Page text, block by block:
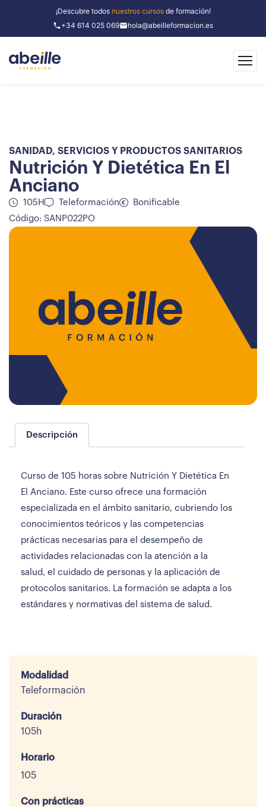
¡Descubre todos nuestros cursosde formación!
+34 614 025 069
hola@abeilleformacion.es
SANIDAD, SERVICIOS Y PRODUCTOS SANITARIOS
Nutrición Y Dietética En El
Anciano
105H Teleformación
Bonificable
Código: SANP022PO
Descripción
Curso de 105 horas sobre Nutrición Y Dietética En
El Anciano. Este curso ofrece una formación
especializada en el ámbito sanitario, cubriendo los
conocimientos teóricos y las competencias
prácticas necesarias para el desempeño de
actividades relacionadas con la atención a la
salud, el cuidado de personas y la aplicación de
protocolos sanitarios. La formación se adapta a los
estándares y normativas del sistema de salud.
Modalidad
Teleformación
Duración
105h
Horario
105
Con prácticas